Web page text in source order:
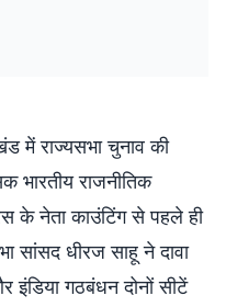
में राज्यसभा चुनाव की
भारतीय राजनीतिक
के नेता काउंटिंग से पहले ही
सांसद धीरज साहू ने दावा
गठबंधन दोनों सीटें